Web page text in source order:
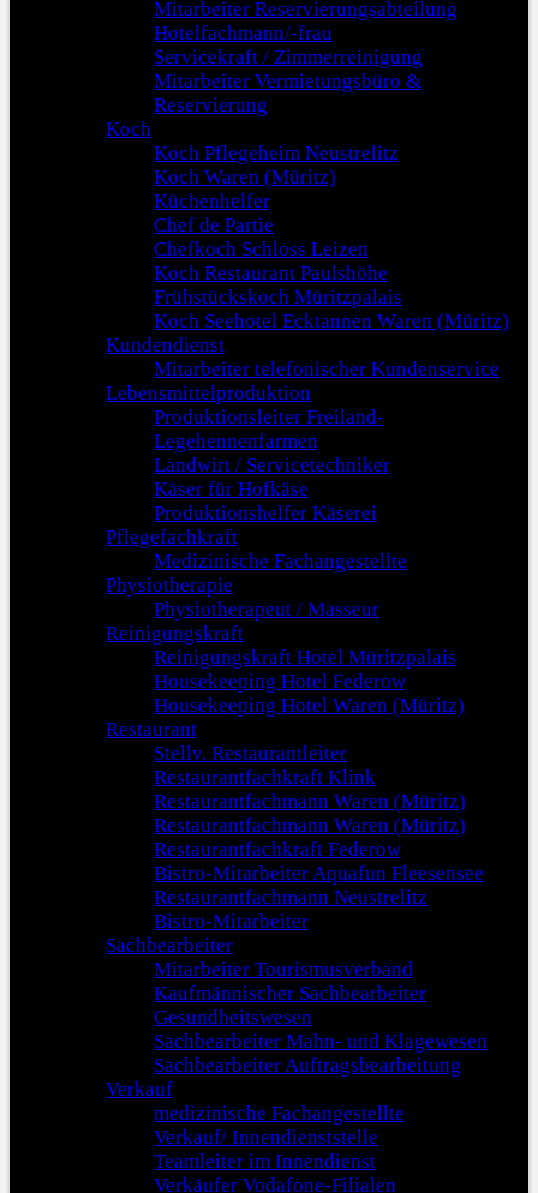
Mitarbeiter Reservierungsabteilung
Hotelfachmann/-frau
Servicekraft / Zimmerreinigung
Mitarbeiter Vermietungsbüro &
Reservierung
Koch
Koch Pflegeheim Neustrelitz
Koch Waren (Müritz)
Küchenhelfer
Chef de Partie
Chefkoch Schloss Leizen
Koch Restaurant Paulshöhe
Frühstückskoch Müritzpalais
Koch Seehotel Ecktannen Waren (Müritz)
Kundendienst
Mitarbeiter telefonischer Kundenservice
Lebensmittelproduktion
Produktionsleiter Freiland-
Legehennenfarmen
Landwirt / Servicetechniker
Käser für Hofkäse
Produktionshelfer Käserei
Pflegefachkraft
Medizinische Fachangestellte
Physiotherapie
Physiotherapeut / Masseur
Reinigungskraft
Reinigungskraft Hotel Müritzpalais
Housekeeping Hotel Federow
Housekeeping Hotel Waren (Müritz)
Restaurant
Stellv. Restaurantleiter
Restaurantfachkraft Klink
Restaurantfachmann Waren (Müritz)
Restaurantfachmann Waren (Müritz)
Restaurantfachkraft Federow
Bistro-Mitarbeiter Aquafun Fleesensee
Restaurantfachmann Neustrelitz
Bistro-Mitarbeiter
Sachbearbeiter
Mitarbeiter Tourismusverband
Kaufmännischer Sachbearbeiter
Gesundheitswesen
Sachbearbeiter Mahn- und Klagewesen
Sachbearbeiter Auftragsbearbeitung
Verkauf
medizinische Fachangestellte
Verkauf/ Innendienststelle
Teamleiter im Innendienst
Verkäufer Vodafone-Filialen